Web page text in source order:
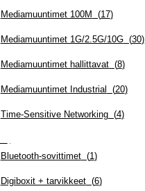
Mediamuuntimet 100M (17)
Mediamuuntimet 1G/2.5G/10G(30)
Mediamuuntimet hallittavat(8)
Mediamuuntimet Industrial (20)
Time-Sensitive Networking(4)
Bluetooth-sovittimet(1)
Digiboxit + tarvikkeet(6)